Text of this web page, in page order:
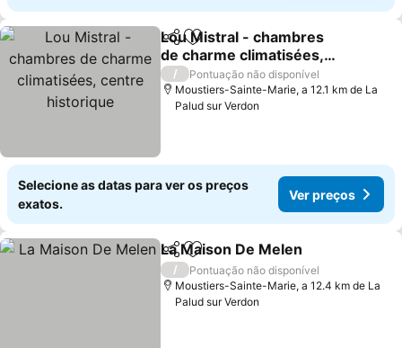
PartilharAdicionar aos favoritos
Lou Mistral - chambres
de charme climatisées,
centre historique
Ver preços
/
Pontuação não disponível
Moustiers-Sainte-Marie, a 12.1 km de La
Palud sur Verdon
Selecione as datas para ver os preços
exatos.
Ver preços
PartilharAdicionar aos favoritos
La Maison De Melen
/
Pontuação não disponível
Moustiers-Sainte-Marie, a 12.4 km de La
Palud sur Verdon